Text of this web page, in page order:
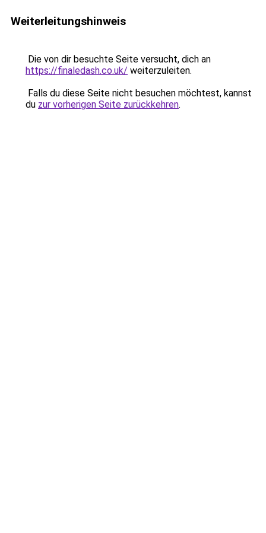
Weiterleitungshinweis
Die von dir besuchte Seite versucht, dich an
https://finaledash.co.uk/ weiterzuleiten.
Falls du diese Seite nicht besuchen möchtest, kannst
du zur vorherigen Seite zurückkehren.